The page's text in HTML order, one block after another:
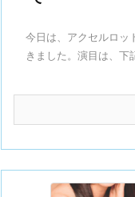
今日は、アクセルロッ
きました。演目は、下